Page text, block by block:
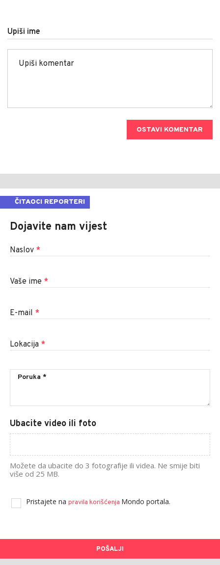
Upiši ime
OSTAVI KOMENTAR
ČITAOCI REPORTERI
Dojavite nam vijest
Naslov *
Vaše ime *
E-mail *
Lokacija *
Ubacite video ili foto
Možete da ubacite do 3 fotografije ili videa. Ne smije biti
više od 25 MB.
Pristajete na pravila korišćenja Mondo portala.
POŠALJI